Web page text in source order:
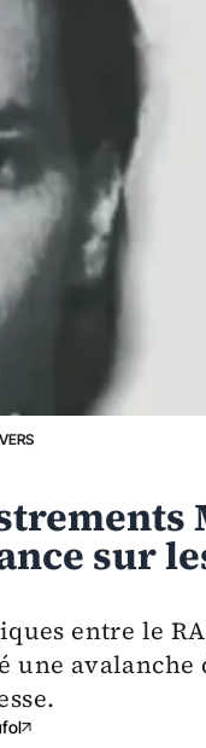
sur
entre le
une avalanche